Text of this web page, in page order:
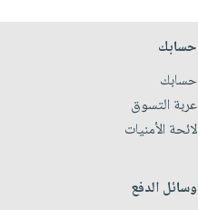
حسابك
حسابك
عربة التسوق
لائحة الأمنيات
وسائل الدفع